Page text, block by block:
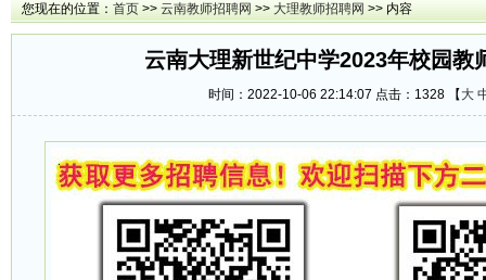
您现在的位置： 首页 >> 云南教师招聘网 >> 大理教师招聘网 >> 内容
云南大理新世纪中学2023年校园教
时间：2022-10-06 22:14:07 点击： 1328 【 大